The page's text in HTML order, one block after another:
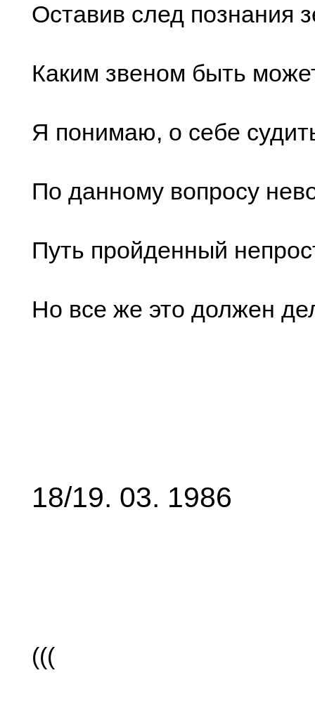
Оставив след познания
Каким звеном быть
Я понимаю, о себе
По данному вопросу
Путь пройденный
Но все же это должен
18/19. 03. 1986
(((